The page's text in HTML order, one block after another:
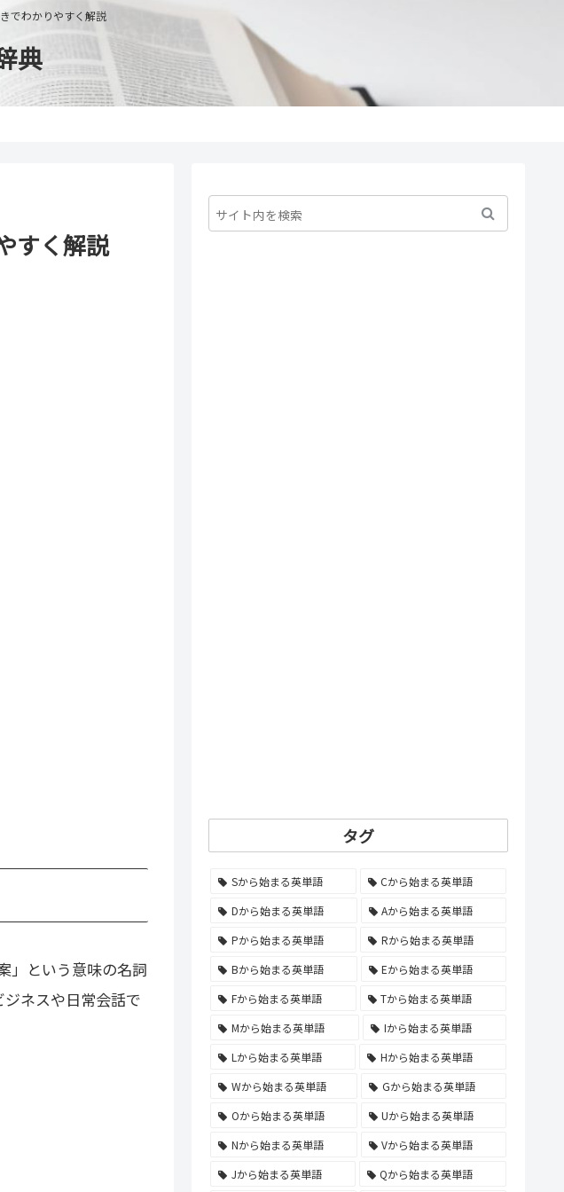
でわかりやすく解説
典
すく解説
」という意味の名詞
ネスや日常会話で
タグ
Sから始まる英単語
Cから始まる英単語
Dから始まる英単語
Aから始まる英単語
Pから始まる英単語
Rから始まる英単語
Bから始まる英単語
Eから始まる英単語
Fから始まる英単語
Tから始まる英単語
Mから始まる英単語
Iから始まる英単語
Lから始まる英単語
Hから始まる英単語
Wから始まる英単語
Gから始まる英単語
Oから始まる英単語
Uから始まる英単語
Nから始まる英単語
Vから始まる英単語
Jから始まる英単語
Qから始まる英単語